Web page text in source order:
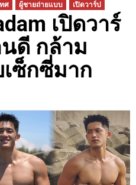
ศ ผู้ชายถ่ายแบบ เปิดวาร์ป
เปิดวาร์
ดี กล้าม
ซ็กซี่มาก